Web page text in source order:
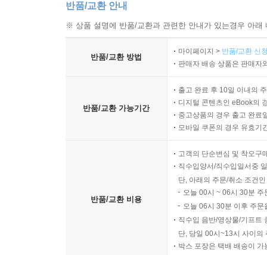
반품/교환 안내
※ 상품 설명에 반품/교환과 관련한 안내가 있는경우 아
반품/교환 방법
마이페이지 > 반품/교환 신
판매자 배송 상품은 판매자
반품/교환 가능기간
출고 완료 후 10일 이내의
디지털 콘텐츠인 eBook의
중고상품의 경우 출고 완료
모바일 쿠폰의 경우 유효기
반품/교환 비용
고객의 단순변심 및 착오구
직수입양서/직수입일서중
단, 아래의 주문/취소 조건
오늘 00시 ~ 06시 30분
오늘 06시 30분 이후 주
직수입 음반/영상물/기프트
단, 당일 00시~13시 사이의
박스 포장은 택배 배송이